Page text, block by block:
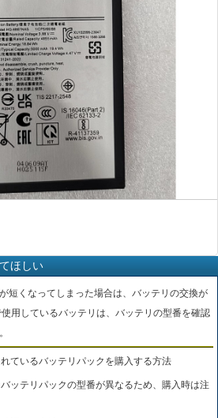
ほしい
短くなってしまった場合は、バッテリの交換が
用しているバッテリは、バッテリの型番を確認
ているバッテリパックを購入する方法
ッテリパックの型番が異なるため、購入時は注